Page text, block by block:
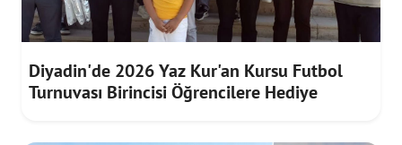
Diyadin'de 2026 Yaz Kur'an Kursu Futbol
Turnuvası Birincisi Öğrencilere Hediye